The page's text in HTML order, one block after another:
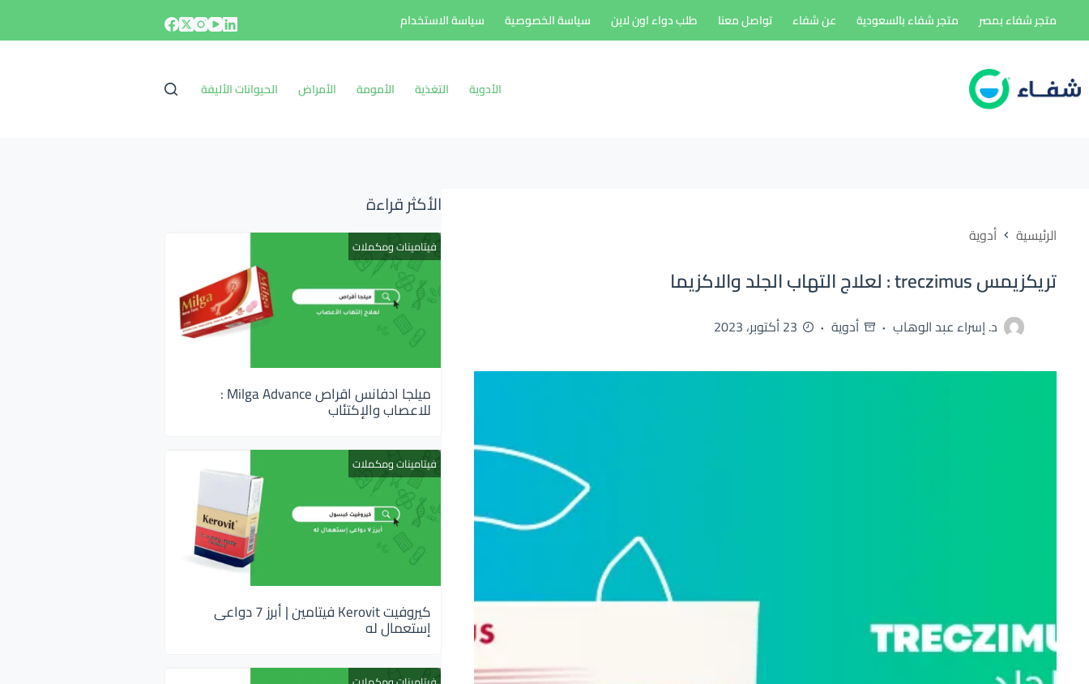
إلى
متجر شفاء بمصر متجر شفاء بالسعودية عن شفاء تواصل معنا طلب دواء اون لاين سياسة الخصوصية سياسة الاستخدام
الأدوية التغذية الأمومة الأمراض الحيوانات الأليفة
الرئيسية أدوية
تريكزيمس treczimus : لعلاج التهاب الجلد والاكزيما
د. إسراء عبد الوهاب أدوية 23 أكتوبر، 2023
الأكثر قراءة
فيتامينات ومكملات
ميلجا ادفانس اقراص Milga Advance :
للاعصاب والإكتئاب
فيتامينات ومكملات
كيروفيت Kerovit فيتامين | أبرز 7 دواعى
إستعمال له